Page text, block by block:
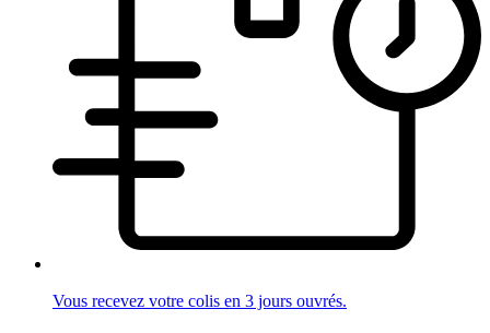
Vous recevez votre colis en 3 jours ouvrés.